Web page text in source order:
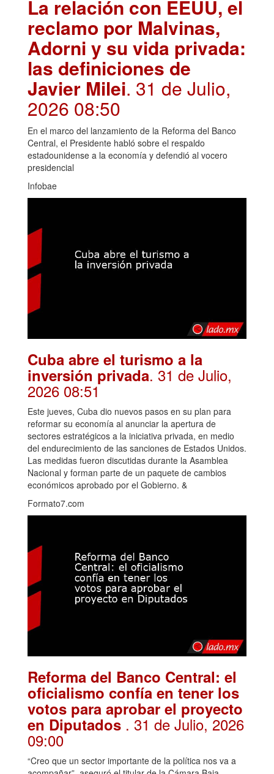
La relación con EEUU, el
reclamo por Malvinas,
Adorni y su vida privada:
las definiciones de
Javier Milei. 31 de Julio,
2026 08:50
En el marco del lanzamiento de la Reforma del Banco
Central, el Presidente habló sobre el respaldo
estadounidense a la economía y defendió al vocero
presidencial
Infobae
Cuba abre el turismo a la
inversión privada. 31 de Julio,
2026 08:51
Este jueves, Cuba dio nuevos pasos en su plan para
reformar su economía al anunciar la apertura de
sectores estratégicos a la iniciativa privada, en medio
del endurecimiento de las sanciones de Estados Unidos.
Las medidas fueron discutidas durante la Asamblea
Nacional y forman parte de un paquete de cambios
económicos aprobado por el Gobierno. &
Formato7.com
Reforma del Banco Central: el
oficialismo confía en tener los
votos para aprobar el proyecto
en Diputados . 31 de Julio, 2026
09:00
“Creo que un sector importante de la política nos va a